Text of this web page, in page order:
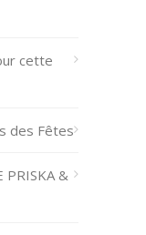
cette
des Fêtes
PRISKA &